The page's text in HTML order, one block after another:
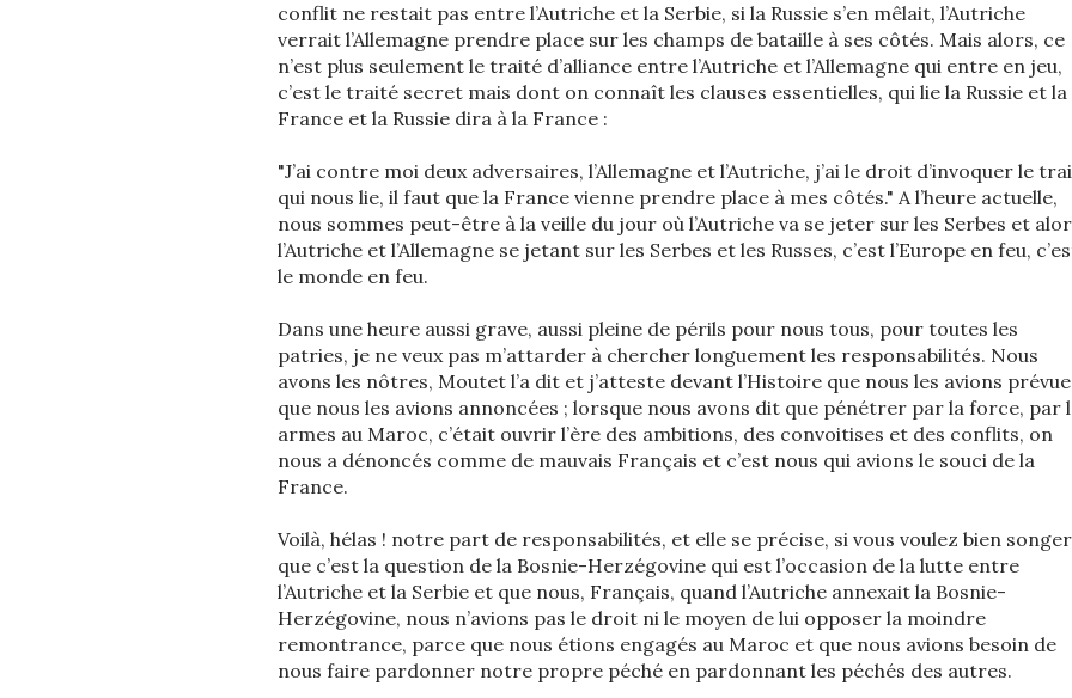
conflit ne restait pas entre l’Autriche et la Serbie, si la Russie s’en mêlait, l’Autriche
verrait l’Allemagne prendre place sur les champs de bataille à ses côtés. Mais alors, ce
n’est plus seulement le traité d’alliance entre l’Autriche et l’Allemagne qui entre en jeu,
c’est le traité secret mais dont on connaît les clauses essentielles, qui lie la Russie et la
France et la Russie dira à la France :
"J’ai contre moi deux adversaires, l’Allemagne et l’Autriche, j’ai le droit d’invoquer le
qui nous lie, il faut que la France vienne prendre place à mes côtés." A l’heure actuelle,
nous sommes peut-être à la veille du jour où l’Autriche va se jeter sur les Serbes et
l’Autriche et l’Allemagne se jetant sur les Serbes et les Russes, c’est l’Europe en feu,
le monde en feu.
Dans une heure aussi grave, aussi pleine de périls pour nous tous, pour toutes les
patries, je ne veux pas m’attarder à chercher longuement les responsabilités. Nous
avons les nôtres, Moutet l’a dit et j’atteste devant l’Histoire que nous les avions
que nous les avions annoncées ; lorsque nous avons dit que pénétrer par la force, par
armes au Maroc, c’était ouvrir l’ère des ambitions, des convoitises et des conflits, on
nous a dénoncés comme de mauvais Français et c’est nous qui avions le souci de la
France.
Voilà, hélas ! notre part de responsabilités, et elle se précise, si vous voulez bien songer
que c’est la question de la Bosnie-Herzégovine qui est l’occasion de la lutte entre
l’Autriche et la Serbie et que nous, Français, quand l’Autriche annexait la Bosnie-
Herzégovine, nous n’avions pas le droit ni le moyen de lui opposer la moindre
remontrance, parce que nous étions engagés au Maroc et que nous avions besoin de
nous faire pardonner notre propre péché en pardonnant les péchés des autres.